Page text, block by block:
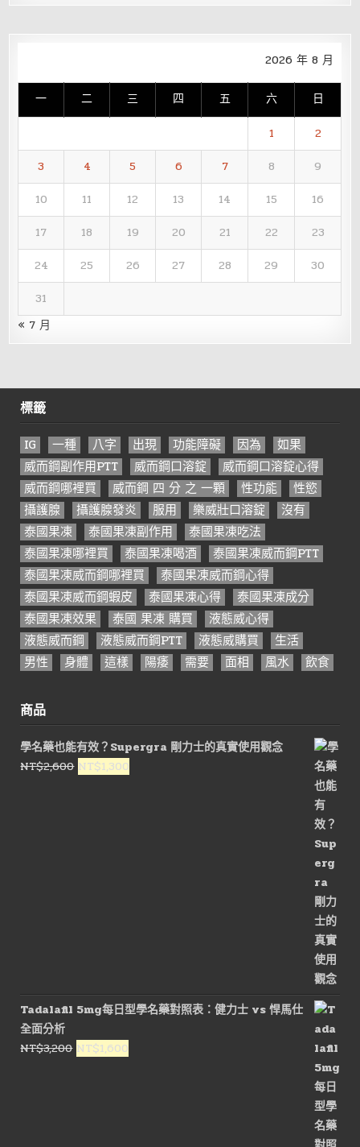
2026 年 8 月
一 二 三 四 五 六 日
1
2
3
4 5 6 7 8
9
10
11 12 13 14 15
16
17
18 19 20 21 22
23
24
25 26 27 28 29
30
31
« 7 月
標籤
IG 一種 八字 出現 功能障礙 因為
如果
威而鋼副作用PTT
威而鋼口溶錠
威而鋼口溶錠心得
威而鋼哪裡買
威而鋼 四 分 之 一顆 性功能
性慾
攝護腺
攝護腺發炎 服用 樂威壯口溶錠
沒有
泰國果凍
泰國果凍副作用
泰國果凍吃法
泰國果凍哪裡買
泰國果凍喝酒
泰國果凍威而鋼PTT
泰國果凍威而鋼哪裡買
泰國果凍威而鋼心得
泰國果凍威而鋼蝦皮
泰國果凍心得
泰國果凍成分
泰國果凍效果
泰國 果凍 購買
液態威心得
液態威而鋼
液態威而鋼PTT 液態威購買
生活
男性
身體 這樣 陽痿 需要 面相 風水 飲食
商品
學名藥也能有效？Supergra 剛力士的真實使用觀念
NT$2,600 原
NT$1,300
Tadalafil 5mg每日型學名藥對照表：健力士 vs 悍馬仕
全面分析
NT$3,200 原
NT$1,600